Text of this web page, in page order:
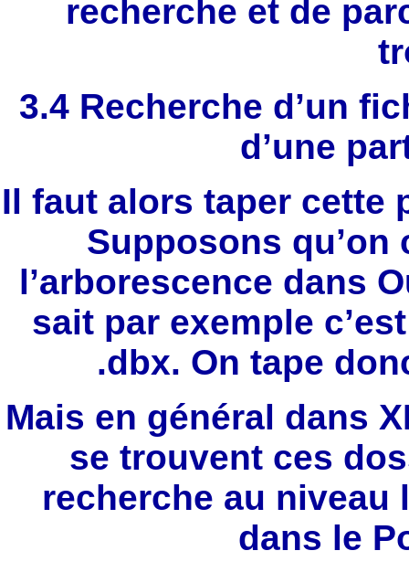
recherche et de
3.4 Recherche d’un
d’une
Il faut alors taper cette
Supposons
l’arborescence dans
sait par exemple
.dbx. On tape
Mais en général dans
se trouvent ces
recherche au niveau
dans le